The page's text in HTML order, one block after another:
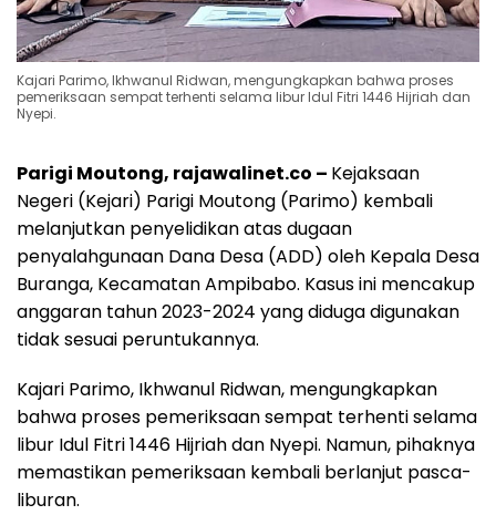
Kajari Parimo, Ikhwanul Ridwan, mengungkapkan bahwa proses
pemeriksaan sempat terhenti selama libur Idul Fitri 1446 Hijriah dan
Nyepi.
Parigi Moutong, rajawalinet.co – Kejaksaan
Negeri (Kejari) Parigi Moutong (Parimo) kembali
melanjutkan penyelidikan atas dugaan
penyalahgunaan Dana Desa (ADD) oleh Kepala Desa
Buranga, Kecamatan Ampibabo. Kasus ini mencakup
anggaran tahun 2023-2024 yang diduga digunakan
tidak sesuai peruntukannya.
Kajari Parimo, Ikhwanul Ridwan, mengungkapkan
bahwa proses pemeriksaan sempat terhenti selama
libur Idul Fitri 1446 Hijriah dan Nyepi. Namun, pihaknya
memastikan pemeriksaan kembali berlanjut pasca-
liburan.